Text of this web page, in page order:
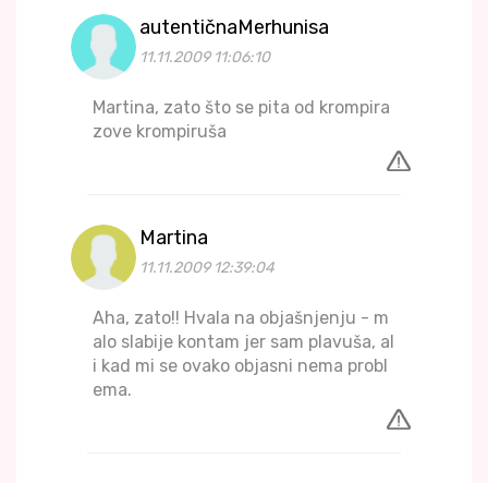
autentičnaMerhunisa
11.11.2009 11:06:10
Martina, zato što se pita od krompira
zove krompiruša
Martina
11.11.2009 12:39:04
Aha, zato!! Hvala na objašnjenju - m
alo slabije kontam jer sam plavuša, al
i kad mi se ovako objasni nema probl
ema.